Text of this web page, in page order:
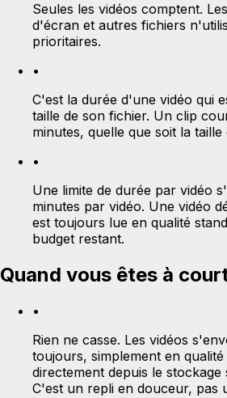
Seules les vidéos comptent.
d'écran et autres fichiers
prioritaires.
•
C'est la durée d'une vidéo qui
taille de son fichier. Un clip
minutes, quelle que soit la taille
•
Une limite de durée par vidéo
minutes par vidéo. Une vidéo
est toujours lue en qualité
budget restant.
Quand vous êtes à
•
Rien ne casse. Les vidéos
toujours, simplement en
directement depuis le stockage
C'est un repli en douceur, pas